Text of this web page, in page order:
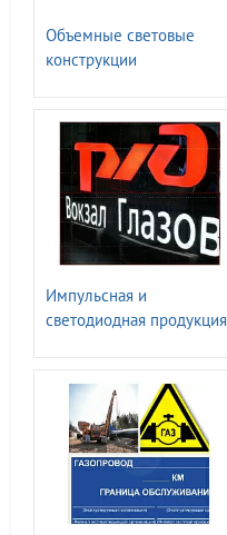
Объемные световые
конструкции
Импульсная и
светодиодная продукция